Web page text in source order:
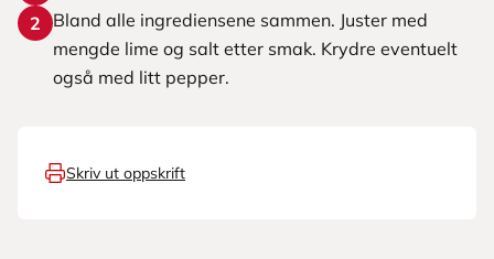
2
Bland alle ingrediensene sammen. Juster med
mengde lime og salt etter smak. Krydre eventuelt
også med litt pepper.
Skriv ut oppskrift